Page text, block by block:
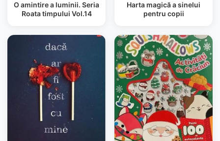
O amintire a luminii. Seria
Roata timpului Vol.14
Harta magică a sinelui
pentru copii